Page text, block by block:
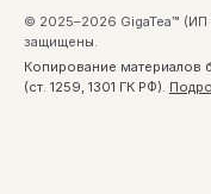
© 2025–2026 GigaTea™
защищены.
Копирование материалов
(ст. 1259, 1301 ГК РФ).